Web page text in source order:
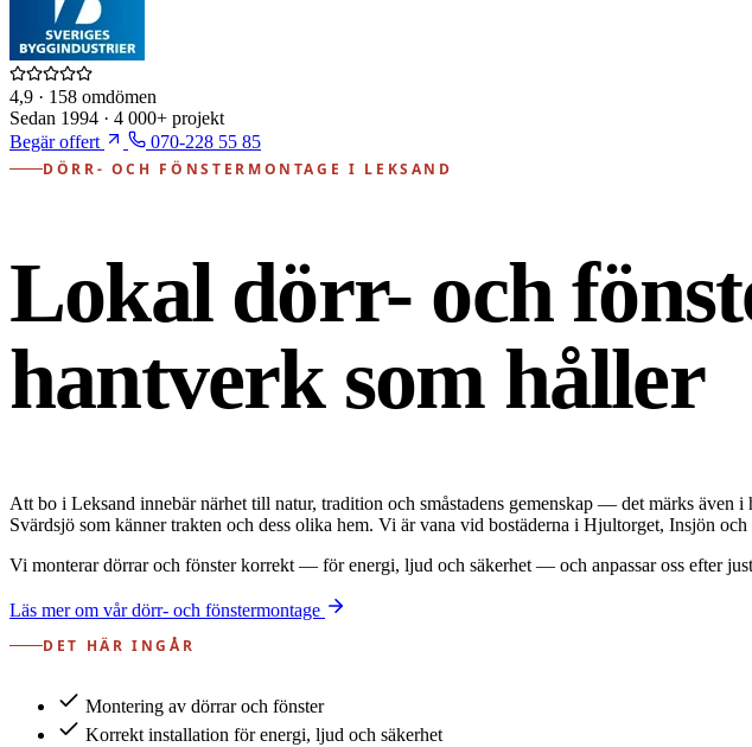
4,9 · 158 omdömen
Sedan 1994 · 4 000+ projekt
Begär offert
070-228 55 85
DÖRR- OCH FÖNSTERMONTAGE I LEKSAND
Lokal dörr- och
hantverk som håller
Att bo i Leksand innebär närhet till natur, tradition och småstadens gemenskap — det märks
Svärdsjö som känner trakten och dess olika hem. Vi är vana vid bostäderna i Hjultorget, Insjön
Vi monterar dörrar och fönster korrekt — för energi, ljud och säkerhet — och anpassar oss efter
Läs mer om vår dörr- och fönstermontage
DET HÄR INGÅR
Montering av dörrar och fönster
Korrekt installation för energi, ljud och säkerhet